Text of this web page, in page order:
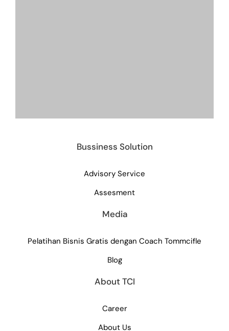
Bussiness Solution
Advisory Service
Assesment
Media
Pelatihan Bisnis Gratis dengan Coach Tommcifle
Blog
About TCI
Career
About Us